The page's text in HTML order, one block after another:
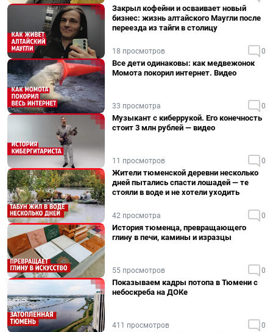
Закрыл кофейни и осваивает новый
бизнес: жизнь алтайского Маугли после
переезда из тайги в столицу
18 просмотров 0
Все дети одинаковы: как медвежонок
Момота покорил интернет. Видео
33 просмотра 0
Музыкант с киберрукой. Его конечность
стоит 3 млн рублей — видео
11 просмотров 0
Жители тюменской деревни несколько
дней пытались спасти лошадей — те
стояли в воде и не хотели уходить
42 просмотра 0
История тюменца, превращающего
глину в печи, камины и изразцы
55 просмотров 0
Показываем кадры потопа в Тюмени с
небоскреба на ДОКе
411 просмотров 0